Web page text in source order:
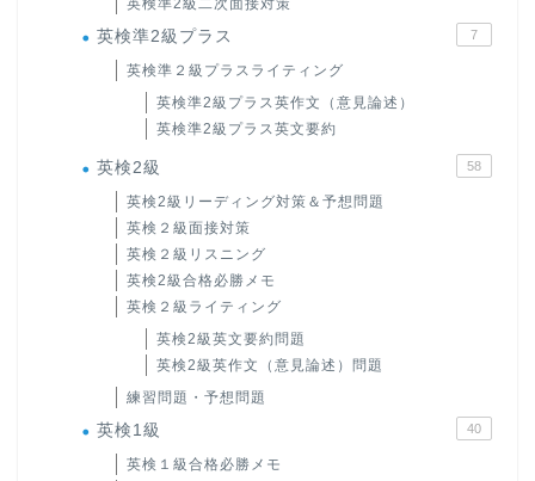
英検準2級二次面接対策
英検準2級プラス 7
英検準２級プラスライティング
英検準2級プラス英作文（意見論述）
英検準2級プラス英文要約
英検2級 58
英検2級リーディング対策＆予想問題
英検２級面接対策
英検２級リスニング
英検2級合格必勝メモ
英検２級ライティング
英検2級英文要約問題
英検2級英作文（意見論述）問題
練習問題・予想問題
英検1級 40
英検１級合格必勝メモ